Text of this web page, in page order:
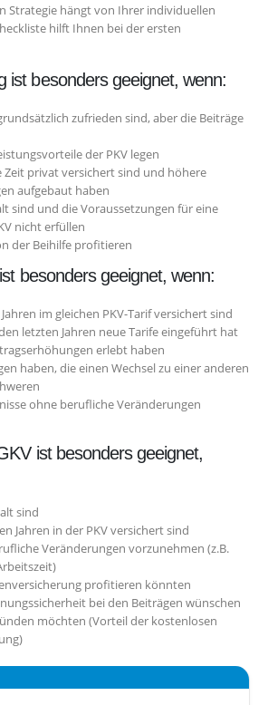
Strategie hängt von Ihrer individuellen
hilft Ihnen bei der ersten
ist besonders geeignet, wenn:
zufrieden sind, aber die Beiträge
der PKV legen
Zeit privat versichert sind und höhere
aufgebaut haben
sind und die Voraussetzungen für eine
nicht erfüllen
der Beihilfe profitieren
besonders geeignet, wenn:
im gleichen PKV-Tarif versichert sind
letzten Jahren neue Tarife eingeführt hat
erlebt haben
haben, die einen Wechsel zu einer anderen
ohne berufliche Veränderungen
ist besonders geeignet,
sind
Jahren in der PKV versichert sind
Veränderungen vorzunehmen (z.B.
profitieren könnten
bei den Beiträgen wünschen
möchten (Vorteil der kostenlosen